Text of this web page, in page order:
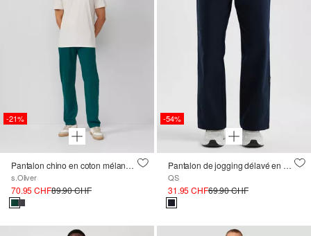
-21%
Pantalon chino en coton mélangé avec logo
s.Oliver
70.95 CHF89.90 CHF
-54%
Pantalon de jogging délavé en sergé lourd
QS
31.95 CHF69.90 CHF